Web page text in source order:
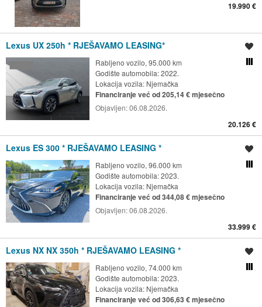
19.990 €
Lexus UX 250h * RJEŠAVAMO LEASING*
Rabljeno vozilo, 95.000 km
Godište automobila: 2022.
Lokacija vozila: Njemačka
Financiranje već od 205,14 € mjesečno
Objavljen:06.08.2026.
20.126 €
Lexus ES 300 * RJEŠAVAMO LEASING *
Rabljeno vozilo, 96.000 km
Godište automobila: 2023.
Lokacija vozila: Njemačka
Financiranje već od 344,08 € mjesečno
Objavljen:06.08.2026.
33.999 €
Lexus NX NX 350h * RJEŠAVAMO LEASING *
Rabljeno vozilo, 74.000 km
Godište automobila: 2023.
Lokacija vozila: Njemačka
Financiranje već od 306,63 € mjesečno